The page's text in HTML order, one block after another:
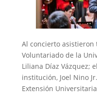
Al concierto
Voluntariado de la
Liliana Díaz Vázquez;
institución, Joel Nino
Extensión